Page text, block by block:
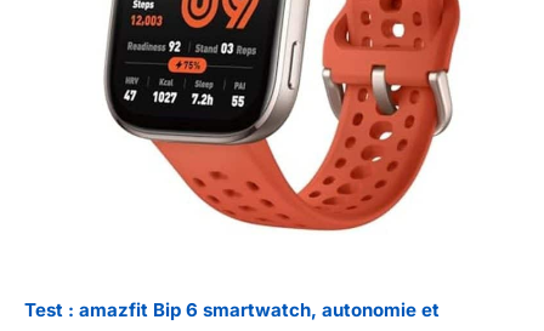
Test : amazfit Bip 6 smartwatch, autonomie et